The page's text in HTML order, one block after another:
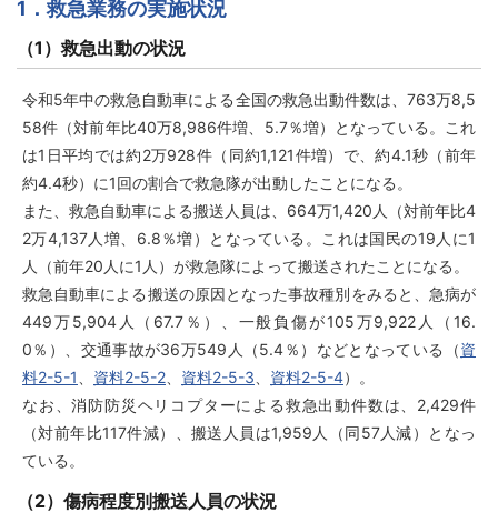
1．救急業務の実施状況
（1）救急出動の状況
令和5年中の救急自動車による全国の救急出動件数は、763万8,5
58件（対前年比40万8,986件増、5.7％増）となっている。これ
は1日平均では約2万928件（同約1,121件増）で、約4.1秒（前年
約4.4秒）に1回の割合で救急隊が出動したことになる。
また、救急自動車による搬送人員は、664万1,420人（対前年比4
2万4,137人増、6.8％増）となっている。これは国民の19人に1
人（前年20人に1人）が救急隊によって搬送されたことになる。
救急自動車による搬送の原因となった事故種別をみると、急病が
449万5,904人（67.7％）、一般負傷が105万9,922人（16.
0％）、交通事故が36万549人（5.4％）などとなっている（資
料2-5-1
資料2-5-2 資料2-5-3 資料2-5-4）。
なお、消防防災ヘリコプターによる救急出動件数は、2,429件
（対前年比117件減）、搬送人員は1,959人（同57人減）となっ
ている。
（2）傷病程度別搬送人員の状況